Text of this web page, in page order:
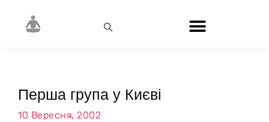
Перша група у Києві
10 Вересня, 2002